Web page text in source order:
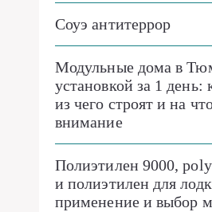
Соуэ антитеррор
Модульные дома в
установкой за 1 день:
из чего строят и на
внимание
Полиэтилен 9000,
и полиэтилен для
применение и выбор